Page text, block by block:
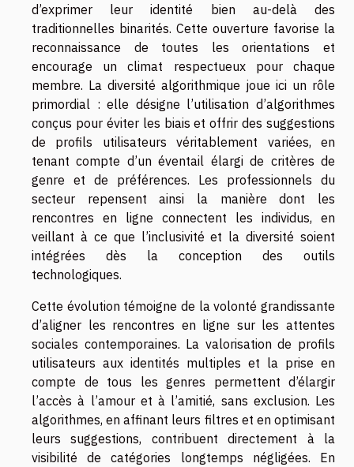
d’exprimer leur identité bien au-delà des
traditionnelles binarités. Cette ouverture favorise la
reconnaissance de toutes les orientations et
encourage un climat respectueux pour chaque
membre. La diversité algorithmique joue ici un rôle
primordial : elle désigne l’utilisation d’algorithmes
conçus pour éviter les biais et offrir des suggestions
de profils utilisateurs véritablement variées, en
tenant compte d’un éventail élargi de critères de
genre et de préférences. Les professionnels du
secteur repensent ainsi la manière dont les
rencontres en ligne connectent les individus, en
veillant à ce que l’inclusivité et la diversité soient
intégrées dès la conception des outils
technologiques.
Cette évolution témoigne de la volonté grandissante
d’aligner les rencontres en ligne sur les attentes
sociales contemporaines. La valorisation de profils
utilisateurs aux identités multiples et la prise en
compte de tous les genres permettent d’élargir
l’accès à l’amour et à l’amitié, sans exclusion. Les
algorithmes, en affinant leurs filtres et en optimisant
leurs suggestions, contribuent directement à la
visibilité de catégories longtemps négligées. En